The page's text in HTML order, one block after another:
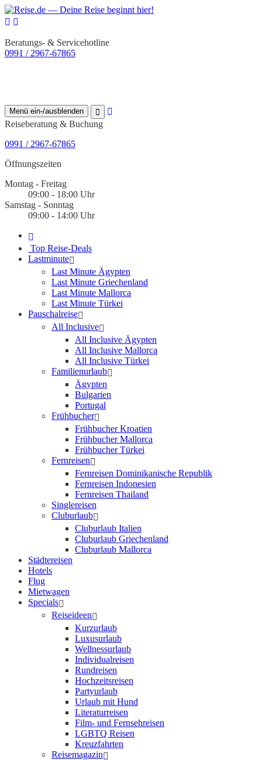
Beratungs- & Servicehotline
0991 / 2967-67865
Menü ein-/ausblenden
Reiseberatung & Buchung
0991 / 2967-67865
Öffnungszeiten
Montag - Freitag
09:00 - 18:00 Uhr
Samstag - Sonntag
09:00 - 14:00 Uhr
Top Reise-Deals
Lastminute
Last Minute Ägypten
Last Minute Griechenland
Last Minute Mallorca
Last Minute Türkei
Pauschalreise
All Inclusive
All Inclusive Ägypten
All Inclusive Mallorca
All Inclusive Türkei
Familienurlaub
Ägypten
Bulgarien
Portugal
Frühbucher
Frühbucher Kroatien
Frühbucher Mallorca
Frühbucher Türkei
Fernreisen
Fernreisen Dominikanische Republik
Fernreisen Indonesien
Fernreisen Thailand
Singlereisen
Cluburlaub
Cluburlaub Italien
Cluburlaub Griechenland
Cluburlaub Mallorca
Städtereisen
Hotels
Flug
Mietwagen
Specials
Reiseideen
Kurzurlaub
Luxusurlaub
Wellnessurlaub
Individualreisen
Rundreisen
Hochzeitsreisen
Partyurlaub
Urlaub mit Hund
Literaturreisen
Film- und Fernsehreisen
LGBTQ Reisen
Kreuzfahrten
Reisemagazin